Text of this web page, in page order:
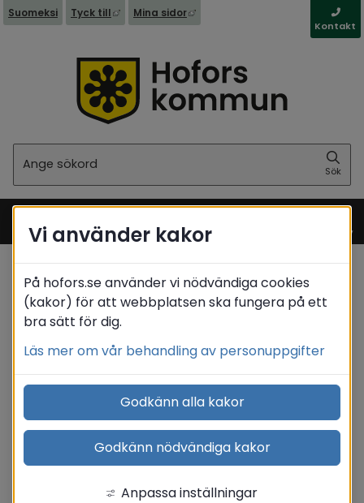
Suomeksi Tyck till Länk till annan webbplats, öppnas i nytt
Mina sidor Länk till annan webbplats,
Kontakt
Sök
Meny
Start
Translate
Vi använder kakor
På hofors.se använder vi nödvändiga cookies
(kakor) för att webbplatsen ska fungera på ett
bra sätt för dig.
Läs mer om vår behandling av personuppgifter
Godkänn alla kakor
Godkänn nödvändiga kakor
Anpassa inställningar